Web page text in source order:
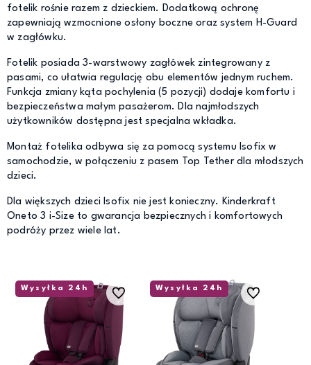
fotelik rośnie razem z dzieckiem. Dodatkową ochronę
zapewniają wzmocnione osłony boczne oraz system H-Guard
w zagłówku.
Fotelik posiada 3-warstwowy zagłówek zintegrowany z
pasami, co ułatwia regulację obu elementów jednym ruchem.
Funkcja zmiany kąta pochylenia (5 pozycji) dodaje komfortu i
bezpieczeństwa małym pasażerom. Dla najmłodszych
użytkowników dostępna jest specjalna wkładka.
Montaż fotelika odbywa się za pomocą systemu Isofix w
samochodzie, w połączeniu z pasem Top Tether dla młodszych
dzieci.
Dla większych dzieci Isofix nie jest konieczny. Kinderkraft
Oneto 3 i-Size to gwarancja bezpiecznych i komfortowych
podróży przez wiele lat.
Wysyłka 24h
Do ulubionych
Wysyłka 24h
Do ulubionych